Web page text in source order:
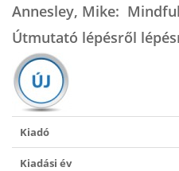
Annesley, Mike:
Útmutató lépésről
Kiadó
Kiadási év